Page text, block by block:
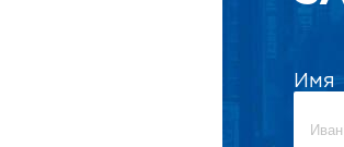
Имя